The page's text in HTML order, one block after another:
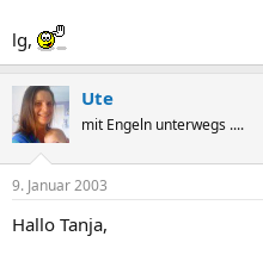
lg,
Ute
mit Engeln unterwegs ....
9. Januar 2003
Hallo Tanja,